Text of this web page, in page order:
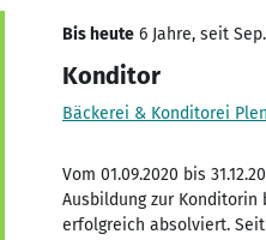
Bis heute 6 Jahre, seit
Konditor
Bäckerei & Konditorei
Vom 01.09.2020 bis
Ausbildung zur
erfolgreich absolviert.